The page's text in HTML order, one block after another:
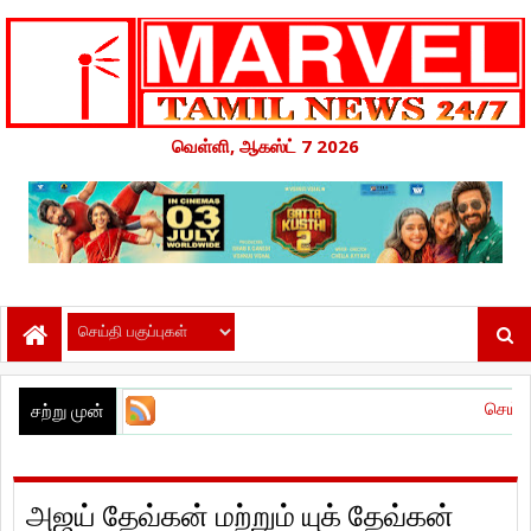
வெள்ளி, ஆகஸ்ட் 7 2026
சற்று முன் செய்! செய்யாதே!’
அஜய் தேவ்கன் மற்றும் யுக் தேவ்கன்